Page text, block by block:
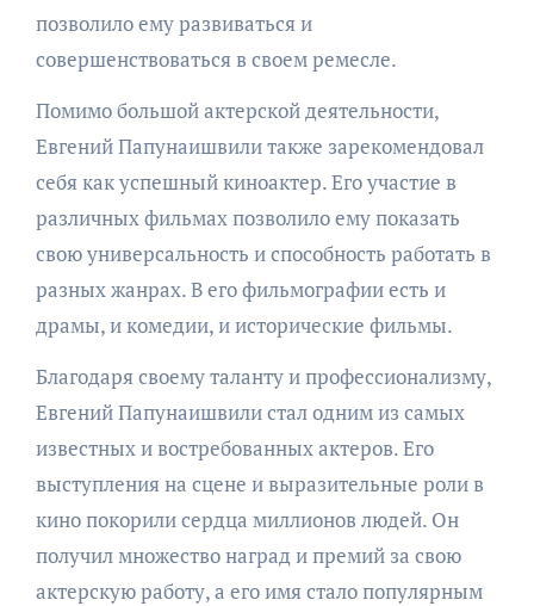
позволило ему развиваться и
совершенствоваться в своем ремесле.
Помимо большой актерской деятельности,
Евгений Папунаишвили также зарекомендовал
себя как успешный киноактер. Его участие в
различных фильмах позволило ему показать
свою универсальность и способность работать в
разных жанрах. В его фильмографии есть и
драмы, и комедии, и исторические фильмы.
Благодаря своему таланту и профессионализму,
Евгений Папунаишвили стал одним из самых
известных и востребованных актеров. Его
выступления на сцене и выразительные роли в
кино покорили сердца миллионов людей. Он
получил множество наград и премий за свою
актерскую работу, а его имя стало популярным